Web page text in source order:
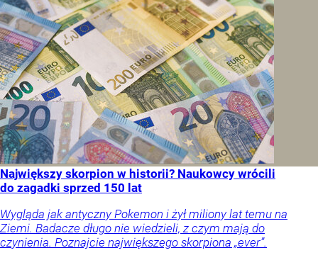
Największy skorpion w historii? Naukowcy wrócili
do zagadki sprzed 150 lat
Wygląda jak antyczny Pokemon i żył miliony lat temu na
Ziemi. Badacze długo nie wiedzieli, z czym mają do
czynienia. Poznajcie największego skorpiona „ever”.